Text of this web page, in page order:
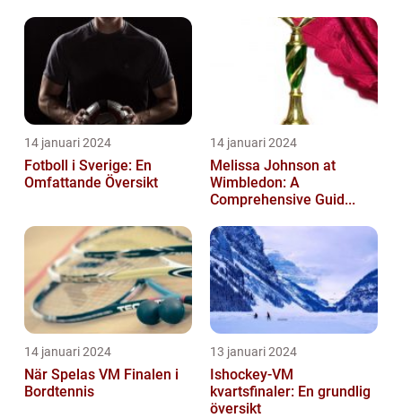
14 januari 2024
Fotboll i Sverige: En
Omfattande Översikt
14 januari 2024
Melissa Johnson at
Wimbledon: A
Comprehensive Guid...
14 januari 2024
När Spelas VM Finalen i
Bordtennis
13 januari 2024
Ishockey-VM
kvartsfinaler: En grundlig
översikt